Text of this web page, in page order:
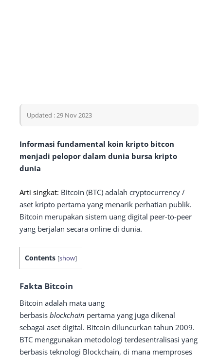
Updated : 29 Nov 2023
Informasi fundamental koin kripto bitcon
menjadi pelopor dalam dunia bursa kripto
dunia
Arti singkat: Bitcoin (BTC) adalah cryptocurrency /
aset kripto pertama yang menarik perhatian publik.
Bitcoin merupakan sistem uang digital peer-to-peer
yang berjalan secara online di dunia.
Contents [show]
Fakta Bitcoin
Bitcoin adalah mata uang
berbasis blockchain pertama yang juga dikenal
sebagai aset digital. Bitcoin diluncurkan tahun 2009.
BTC menggunakan metodologi terdesentralisasi yang
berbasis teknologi Blockchain, di mana memproses